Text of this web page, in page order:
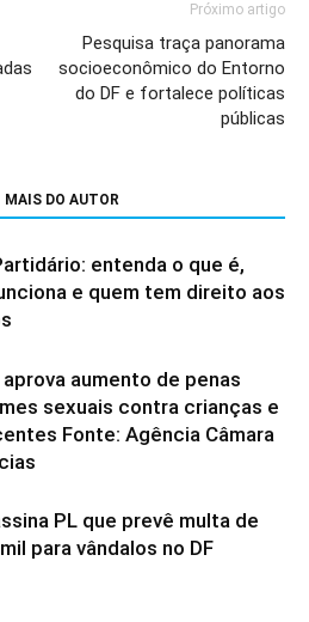
Próximo artigo
Pesquisa traça panorama
socioeconômico do Entorno
do DF e fortalece políticas
públicas
MAIS DO AUTOR
entenda o que é,
e quem tem direito aos
aprova aumento de penas
sexuais contra crianças e
Fonte: Agência Câmara
PL que prevê multa de
para vândalos no DF